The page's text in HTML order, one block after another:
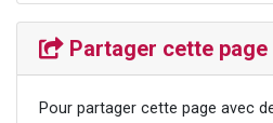
Partager cette page
Pour partager cette page avec